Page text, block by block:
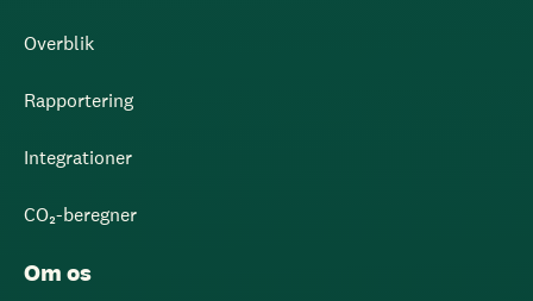
Overblik
Rapportering
Integrationer
CO₂-beregner
Om os